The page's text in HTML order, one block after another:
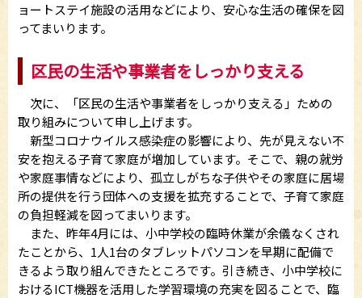
ョートステイ施設の活用などにより、安心な生活の確保を図
ってまいります。
区民の生活や事業者をしっかり支える
次に、「区民の生活や事業者をしっかり支える」ための
取り組みについて申し上げます。
新型コロナウイルス感染症の影響により、先が見えない不
安を抱える子育て家庭が増加しています。そこで、親の就労
や家庭事情などにより、孤立しがちな子供やその家庭に居場
所の提供を行う団体への支援を拡充することで、子育て家庭
の負担軽減を図ってまいります。
また、昨年4月には、小中学校の臨時休業が余儀なくされ
たことから、1人1台のタブレットパソコンを早期に配備で
きるよう取り組んできたところです。引き続き、小中学校に
おけるICT機器を活用した学習環境の充実を図ることで、臨